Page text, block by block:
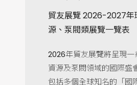
貿友展覽 2026-2027年
源、泵閥類展覽一覽表
2026年貿友展覽將呈現一
資源及泵閥領域的國際盛
包括多個全球知名的「國